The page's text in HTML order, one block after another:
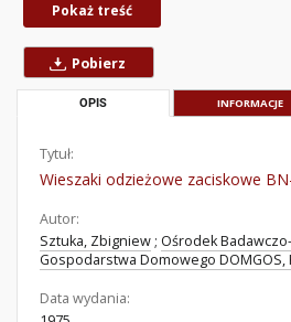
Pokaż treść
Pobierz
OPIS INFORMACJE
Tytuł:
Wieszaki odzieżowe zaciskowe
Autor:
Sztuka, Zbigniew ; Ośrodek
Gospodarstwa Domowego DOMGOS,
Data wydania: